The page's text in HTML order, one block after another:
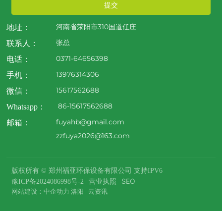
地址： 河南省荥阳市310国道任庄
联系人： 张总
电话： 0371-64656398
手机： 13976314306
微信： 15617562688
Whatsapp： 86-15617562688
邮箱：
fuyahb@gmail.com
zzfuya2026@163.com
提交
版权所有 © 郑州福亚环保设备有限公司 支持IPV6
豫ICP备2024086998号-2
营业执照 SEO
网站建设：中企动力 洛阳 云资讯